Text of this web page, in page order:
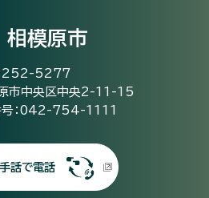
相模原市
252-5277
市中央区中央2-11-15
号：042-754-1111
手話で電話